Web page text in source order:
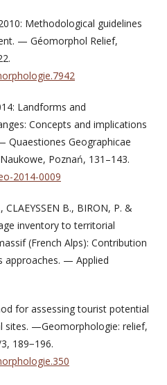
Methodological guidelines
— Géomorphol Relief,
Landforms and
Concepts and implications
Geographicae
Poznań, 131–143.
2014-0009
CLAEYSSEN B., BIRON, P. &
inventory to territorial
(French Alps): Contribution
approaches. — Applied
for assessing tourist potential
sites. —Geomorphologie: relief,
189−196.